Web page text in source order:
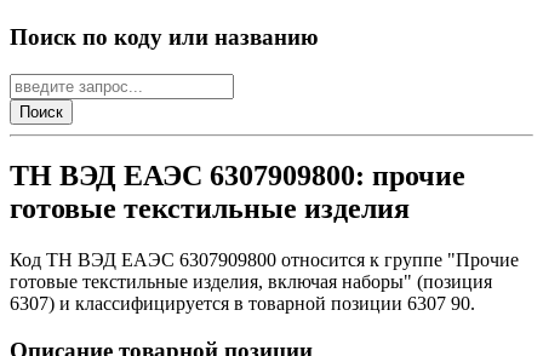
Поиск по коду или названию
Поиск
ТН ВЭД ЕАЭС 6307909800: прочие
готовые текстильные изделия
Код ТН ВЭД ЕАЭС 6307909800 относится к группе "Прочие
готовые текстильные изделия, включая наборы" (позиция
6307) и классифицируется в товарной позиции 6307 90.
Описание товарной позиции